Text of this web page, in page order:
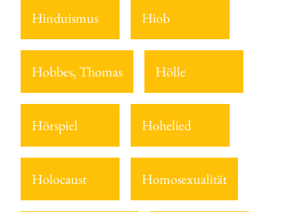
Hinduismus Hiob
Hobbes, Thomas Hölle
Hörspiel Hohelied
Holocaust Homosexualität